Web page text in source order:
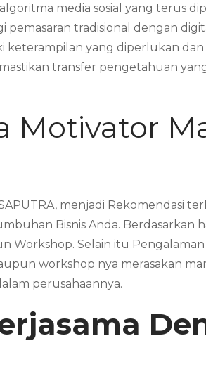
media sosial yang terus
pemasaran tradisional dengan
keterampilan yang diperlukan
transfer pengetahuan
Motivator
menjadi Rekomendasi
Bisnis Anda.
Workshop. Selain itu
workshop nya merasakan
perusahaannya.